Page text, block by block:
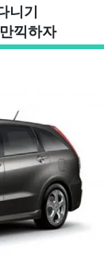
니기
끽하자